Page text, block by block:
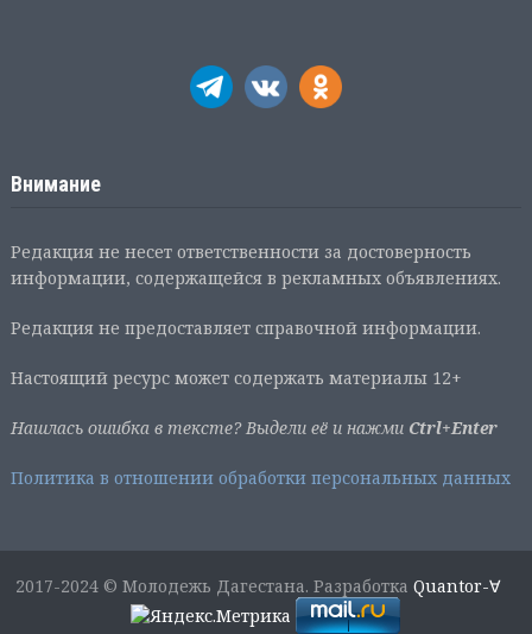
Внимание
Редакция не несет ответственности за достоверность
информации, содержащейся в рекламных объявлениях.
Редакция не предоставляет справочной информации.
Настоящий ресурс может содержать материалы 12+
Нашлась ошибка в тексте? Выдели её и нажми Ctrl+Enter
Политика в отношении обработки персональных данных
2017-2024 © Молодежь Дагестана. РазработкаQuantor-∀